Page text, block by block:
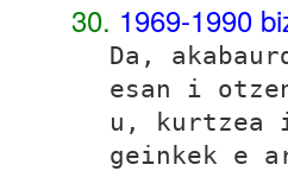
30. 1969-1990
Da,
esan i
u, kurtzea
geinkek e